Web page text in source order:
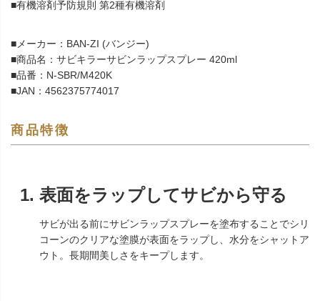
■有機溶剤予防規則 第2種有機溶剤
■メーカー：BAN-ZI (バンジー)
■商品名：サビキラーサビンラップスプレー 420ml
■品番：N-SBR/M420K
■JAN：4562375774017
商品特徴
表面をラップしてサビから守る
サビが出る前にサビンラップスプレーを塗布することでシリ
コーンのクリアな塗膜が表面をラップし、水分をシャットア
ウト。長期間美しさをキープします。